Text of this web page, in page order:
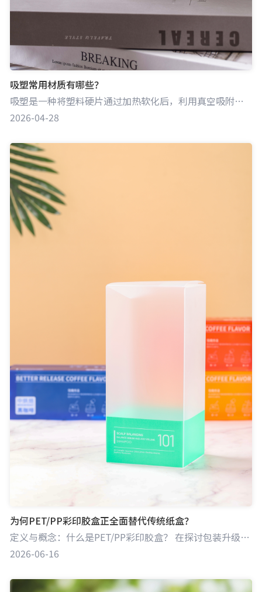
吸塑常用材质有哪些？
吸塑是一种将塑料硬片通过加热软化后，利用真空吸附于模具表面，冷却成型的加工工艺。吸塑常用材质丰富多样，每种材质都有其独特的性能特点，适用于不同类型产品的包装。
2026-04-28
为何PET/PP彩印胶盒正全面替代传统纸盒？
定义与概念：什么是PET/PP彩印胶盒？ 在探讨包装升级趋势之前，首先需要明确什么是“彩印胶盒”。胶盒是包装盒的一种，主要由PET（聚对苯二甲酸乙二醇酯）、PP（聚丙烯）等环保塑料材质，经过UV印刷、模切、粘盒等一系列精密工序加工而成。相较于传统的纸质包装，胶盒最显著的特征是具备极高的透明度、优异的物理防护性，且能够实现双面高透展示，为现代商品包装赋予了全新的视觉语言与功能属性。
2026-06-16